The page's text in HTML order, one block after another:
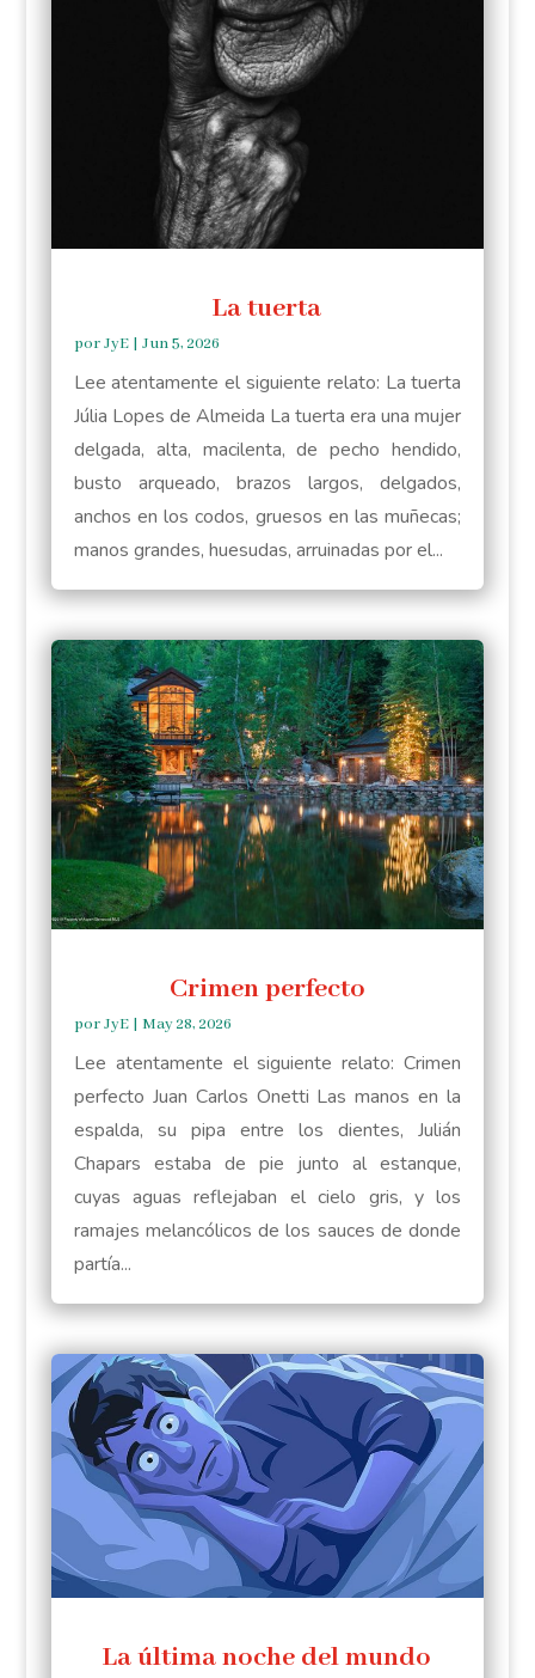
La tuerta
porJyE| Jun 5, 2026
Lee atentamente el siguiente relato: La tuerta
Júlia Lopes de Almeida La tuerta era una mujer
delgada, alta, macilenta, de pecho hendido,
busto arqueado, brazos largos, delgados,
anchos en los codos, gruesos en las muñecas;
manos grandes, huesudas, arruinadas por el...
Crimen perfecto
porJyE| May 28, 2026
Lee atentamente el siguiente relato: Crimen
perfecto Juan Carlos Onetti Las manos en la
espalda, su pipa entre los dientes, Julián
Chapars estaba de pie junto al estanque,
cuyas aguas reflejaban el cielo gris, y los
ramajes melancólicos de los sauces de donde
partía...
La última noche del mundo